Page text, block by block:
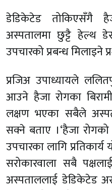
डेडिकेटेड तोकिएसँगै
अस्पतालमा छुट्टै हेल्थ
उपचारको प्रबन्ध मिलाइने
प्रजिअ उपाध्यायले
आउने हैजा रोगका
लक्षण भएका सबैले
सक्ने बताए ।‘हैजा
उपचारका लागि
सरोकारवाला सबै
अस्पताललाई डेडिकेटेड